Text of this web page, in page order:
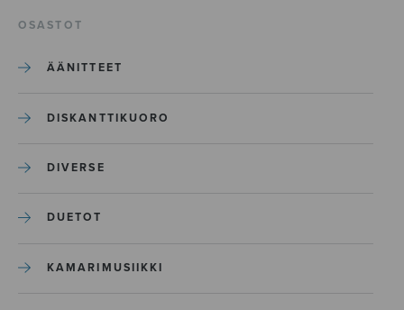
OSASTOT
ÄÄNITTEET
DISKANTTIKUORO
DIVERSE
DUETOT
KAMARIMUSIIKKI